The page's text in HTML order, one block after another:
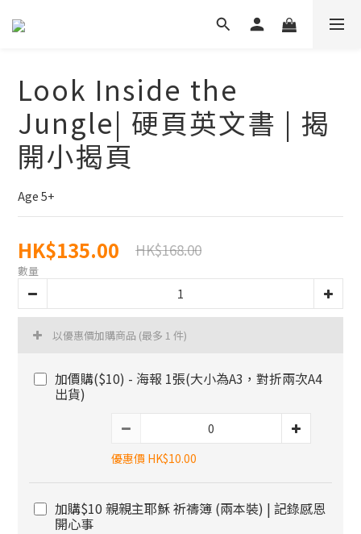
Look Inside the
Jungle| 硬頁英文書 | 揭
開小揭頁
Age 5+
HK$135.00 HK$168.00
數量
以優惠價加購商品 (最多 1 件)
加價購($10) - 海報 1張(大小為A3，對折兩次A4
出貨)
優惠價 HK$10.00
加購$10 親親主耶穌 祈禱簿 (兩本裝) | 記錄感恩
開心事